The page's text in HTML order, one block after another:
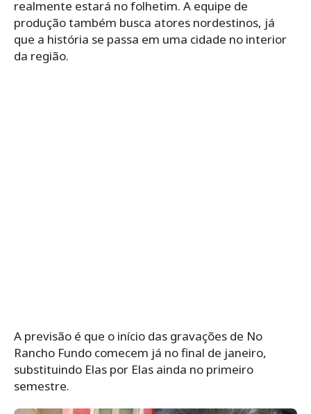
realmente estará no folhetim. A equipe de
produção também busca atores nordestinos, já
que a história se passa em uma cidade no interior
da região.
A previsão é que o início das gravações de No
Rancho Fundo comecem já no final de janeiro,
substituindo Elas por Elas ainda no primeiro
semestre.